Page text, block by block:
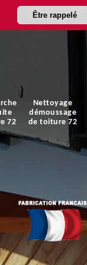
Être rappelé
72
Nettoyage
démoussage
de toiture 72